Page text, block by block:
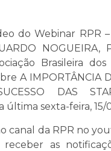
do Webinar RPR
NOGUEIRA,
Brasileira
A IMPORTÂNCIA
DAS
última sexta-feira, 15/
canal da RPR no
receber as